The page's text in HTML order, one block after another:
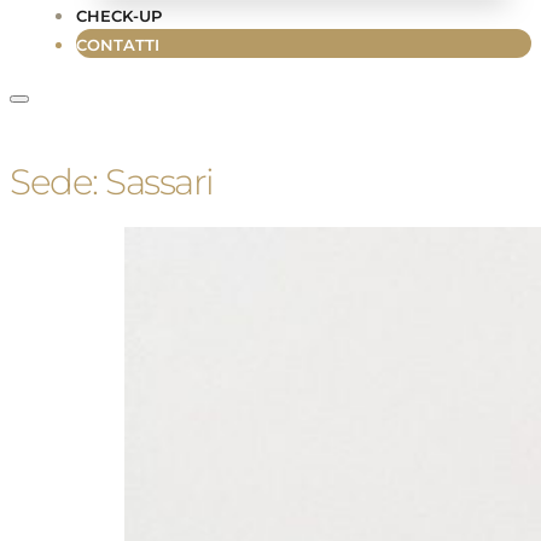
CHECK-UP
CONTATTI
Sede: Sassari